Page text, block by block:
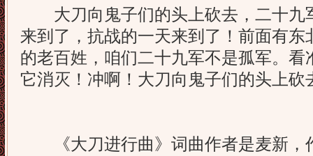
大刀向鬼子们的头上砍去，二十九
来到了，抗战的一天来到了！前面有
的老百姓，咱们二十九军不是孤军。
它消灭！冲啊！大刀向鬼子们的头上砍
《大刀进行曲》词曲作者是麦新，